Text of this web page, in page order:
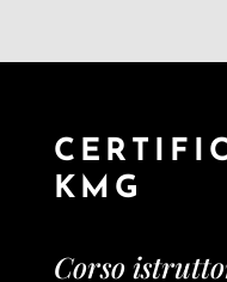
KMG
Corso